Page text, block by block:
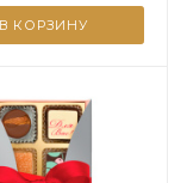
В КОРЗИНУ